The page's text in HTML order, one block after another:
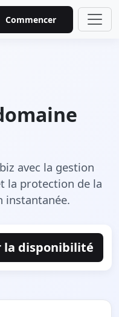
Commencer
avec la gestion
la protection de la
instantanée.
la disponibilité